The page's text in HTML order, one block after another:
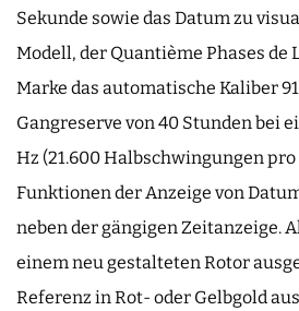
Sekunde sowie das Datum zu
Modell, der Quantième Phases de
Marke das automatische Kaliber
Gangreserve von 40 Stunden bei
Hz (21.600 Halbschwingungen
Funktionen der Anzeige von
neben der gängigen Zeitanzeige.
einem neu gestalteten Rotor
Referenz in Rot- oder Gelbgold